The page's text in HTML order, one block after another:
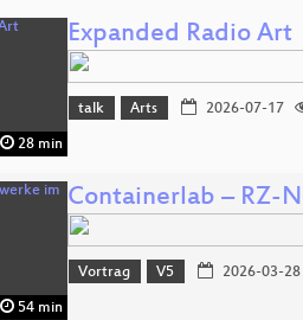
28 min
Expanded Radio Art
talk Arts 2026-07-17
54 min
Containerlab – RZ-
Vortrag V5 2026-03-28